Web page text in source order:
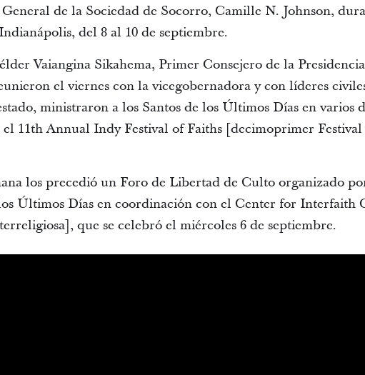
de la Sociedad de Socorro, Camille N. Johnson,
del 8 al 10 de septiembre.
Vaiangina Sikahema, Primer Consejero de la
el viernes con la vicegobernadora y con líderes
ministraron a los Santos de los Últimos Días en varios
11th Annual Indy Festival of Faiths [decimoprimer
los precedió un Foro de Libertad de Culto organizado
Últimos Días en coordinación con el Center for Interfaith
que se celebró el miércoles 6 de septiembre.